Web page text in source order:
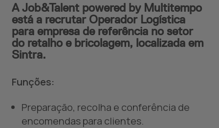
A Job&Talent powered by Multitempo
está a recrutar Operador Logística
para empresa de referência no setor
do retalho e bricolagem, localizada em
Sintra.
Funções:
Preparação, recolha e conferência de
encomendas para clientes.